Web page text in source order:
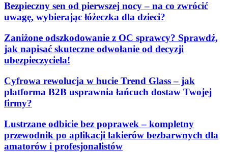
Bezpieczny sen od pierwszej nocy – na co zwrócić
uwagę, wybierając łóżeczka dla dzieci?
Zaniżone odszkodowanie z OC sprawcy? Sprawdź,
jak napisać skuteczne odwołanie od decyzji
ubezpieczyciela!
Cyfrowa rewolucja w hucie Trend Glass – jak
platforma B2B usprawnia łańcuch dostaw Twojej
firmy?
Lustrzane odbicie bez poprawek – kompletny
przewodnik po aplikacji lakierów bezbarwnych dla
amatorów i profesjonalistów